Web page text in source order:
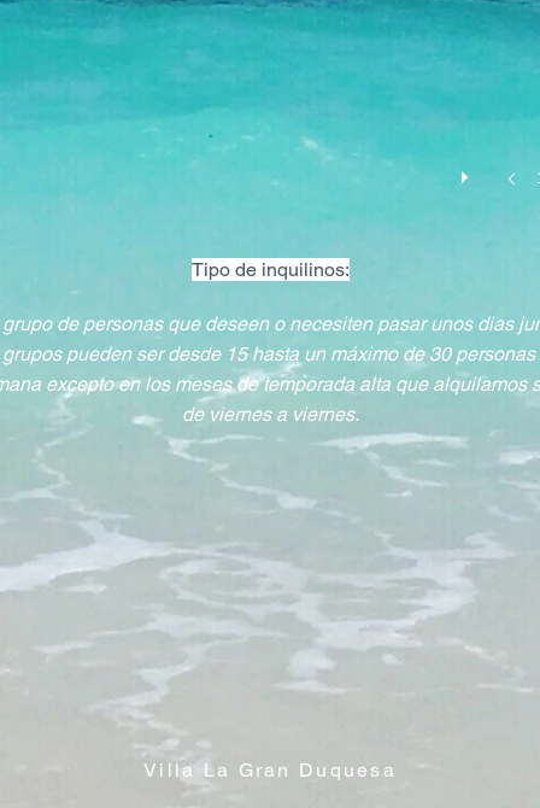
Tipo de inquilinos:
de personas que deseen o necesiten pasar unos dias
grupos pueden ser desde 15 hasta un máximo de 30 personas
excepto en los meses de temporada alta que alquilamos
de viernes a viernes.
Villa La Gran Duquesa